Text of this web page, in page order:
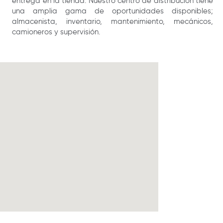
una amplia gama de oportunidades disponibles;
almacenista, inventario, mantenimiento, mecánicos,
camioneros y supervisión.